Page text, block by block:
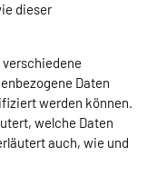
dieser
Daten
werden können.
welche Daten
auch, wie und